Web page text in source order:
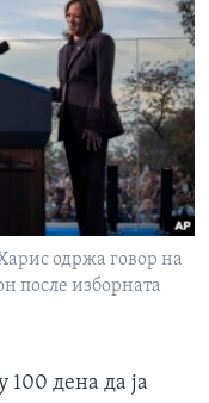
одржа говор на
после изборната
дена да ја